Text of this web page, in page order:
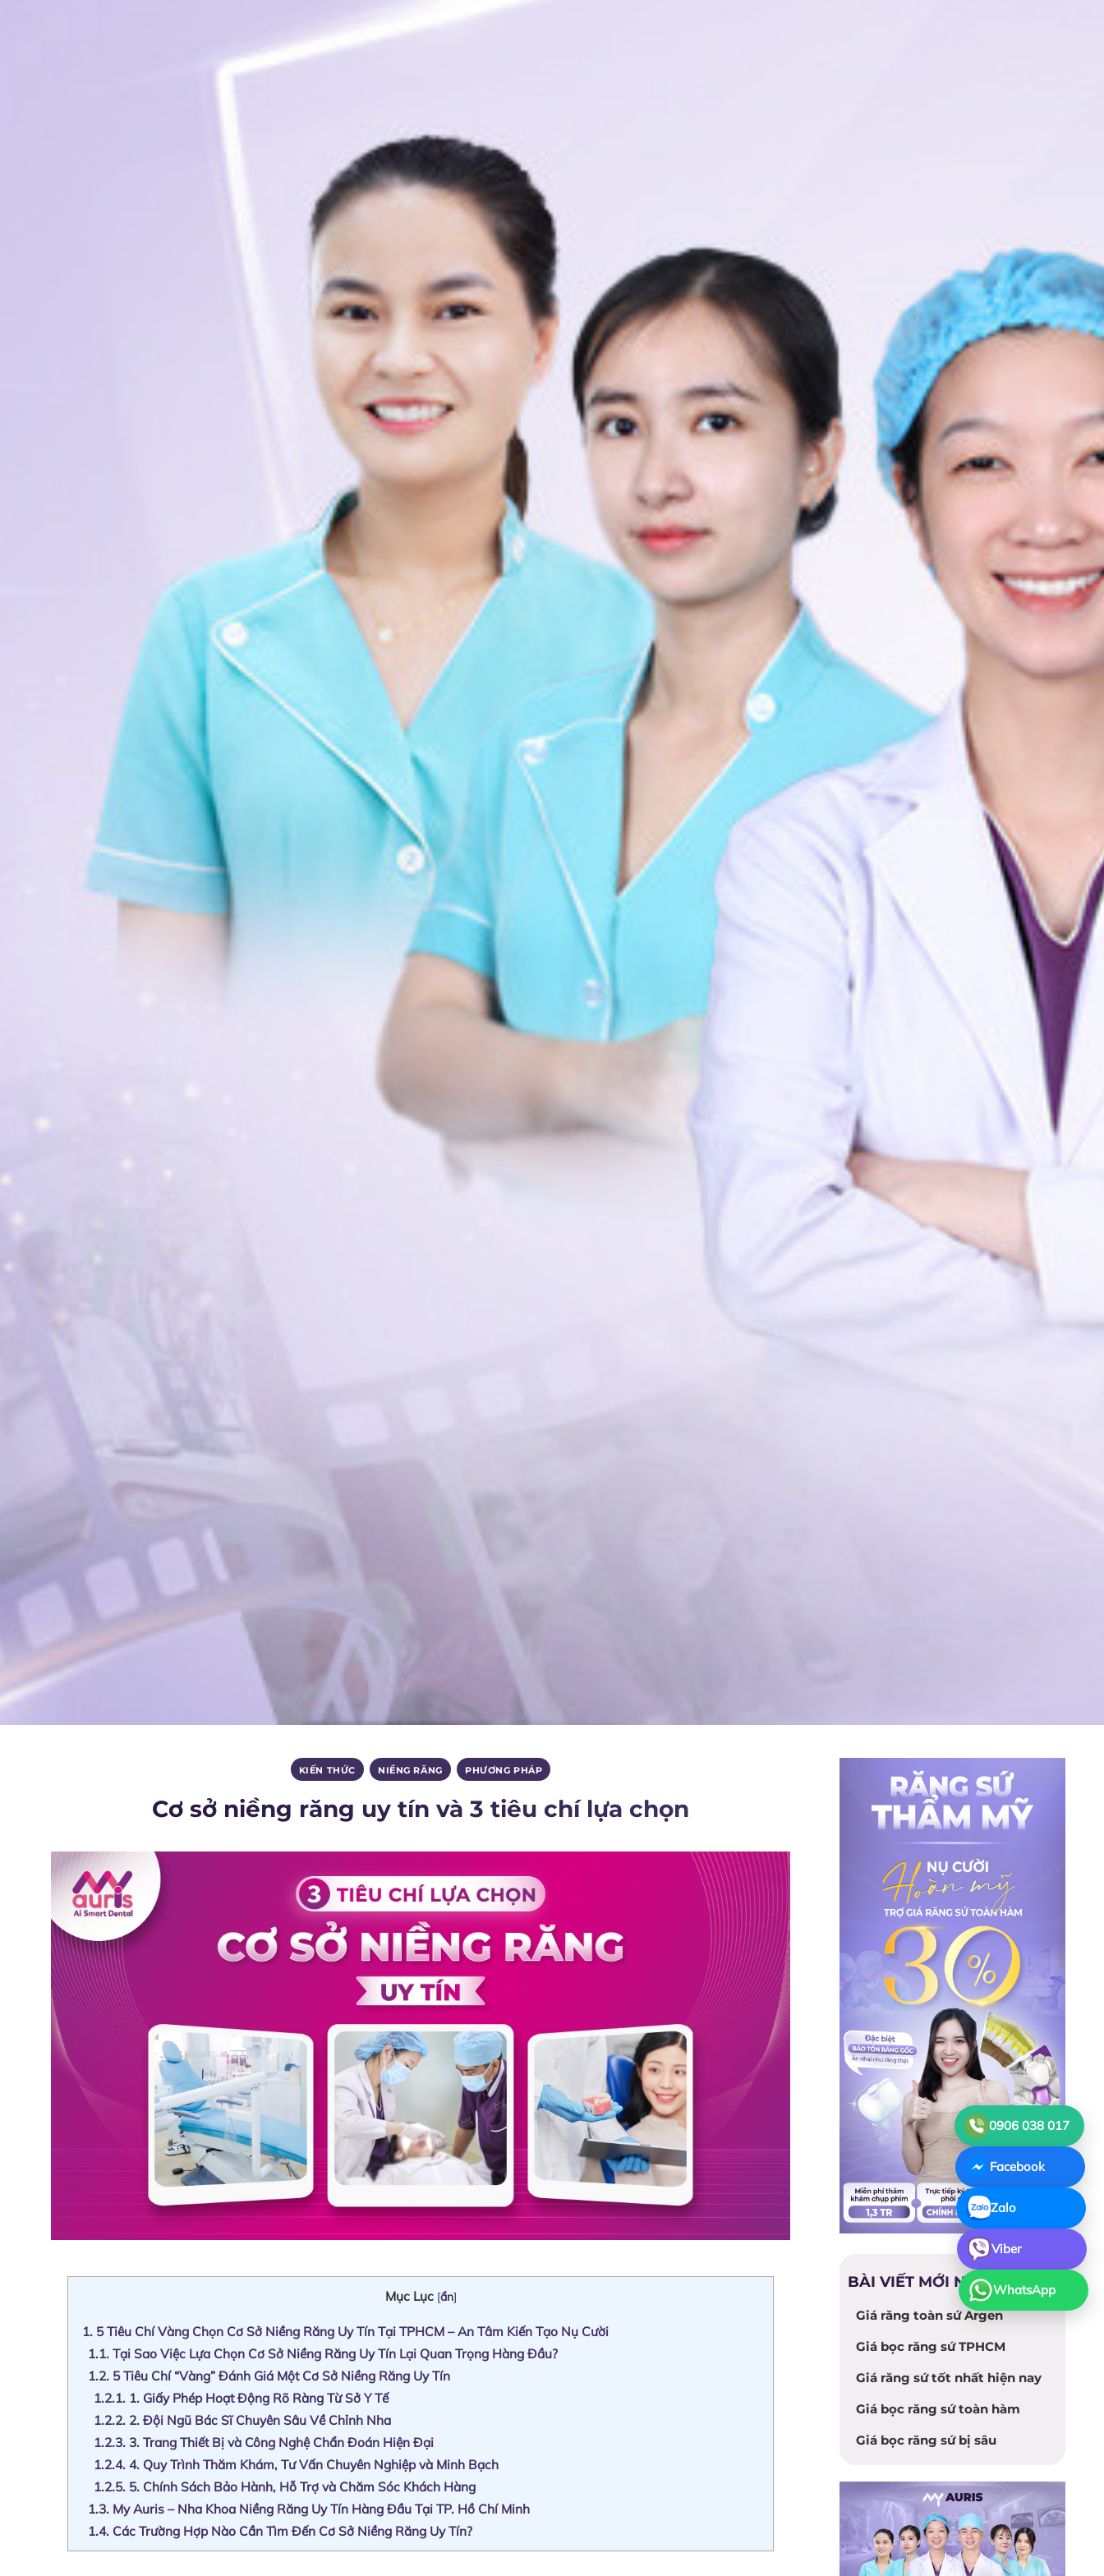
KIẾN THỨC , NIỀNG RĂNG , PHƯƠNG PHÁP
Cơ sở niềng răng uy tín và 3 tiêu chí lựa chọn
Mục Lục [ẩn]
1. 5 Tiêu Chí Vàng Chọn Cơ Sở Niềng Răng Uy Tín Tại TPHCM – An Tâm Kiến Tạo Nụ Cười
1.1. Tại Sao Việc Lựa Chọn Cơ Sở Niềng Răng Uy Tín Lại Quan Trọng Hàng Đầu?
1.2. 5 Tiêu Chí “Vàng” Đánh Giá Một Cơ Sở Niềng Răng Uy Tín
1.2.1. 1. Giấy Phép Hoạt Động Rõ Ràng Từ Sở Y Tế
1.2.2. 2. Đội Ngũ Bác Sĩ Chuyên Sâu Về Chỉnh Nha
1.2.3. 3. Trang Thiết Bị và Công Nghệ Chẩn Đoán Hiện Đại
1.2.4. 4. Quy Trình Thăm Khám, Tư Vấn Chuyên Nghiệp và Minh Bạch
1.2.5. 5. Chính Sách Bảo Hành, Hỗ Trợ và Chăm Sóc Khách Hàng
1.3. My Auris – Nha Khoa Niềng Răng Uy Tín Hàng Đầu Tại TP. Hồ Chí Minh
1.4. Các Trường Hợp Nào Cần Tìm Đến Cơ Sở Niềng Răng Uy Tín?
BÀI VIẾT MỚI NHẤT
Giá răng toàn sứ Argen
Giá bọc răng sứ TPHCM
Giá răng sứ tốt nhất hiện nay
Giá bọc răng sứ toàn hàm
Giá bọc răng sứ bị sâu
0906 038 017
Facebook
Zalo
Viber
WhatsApp